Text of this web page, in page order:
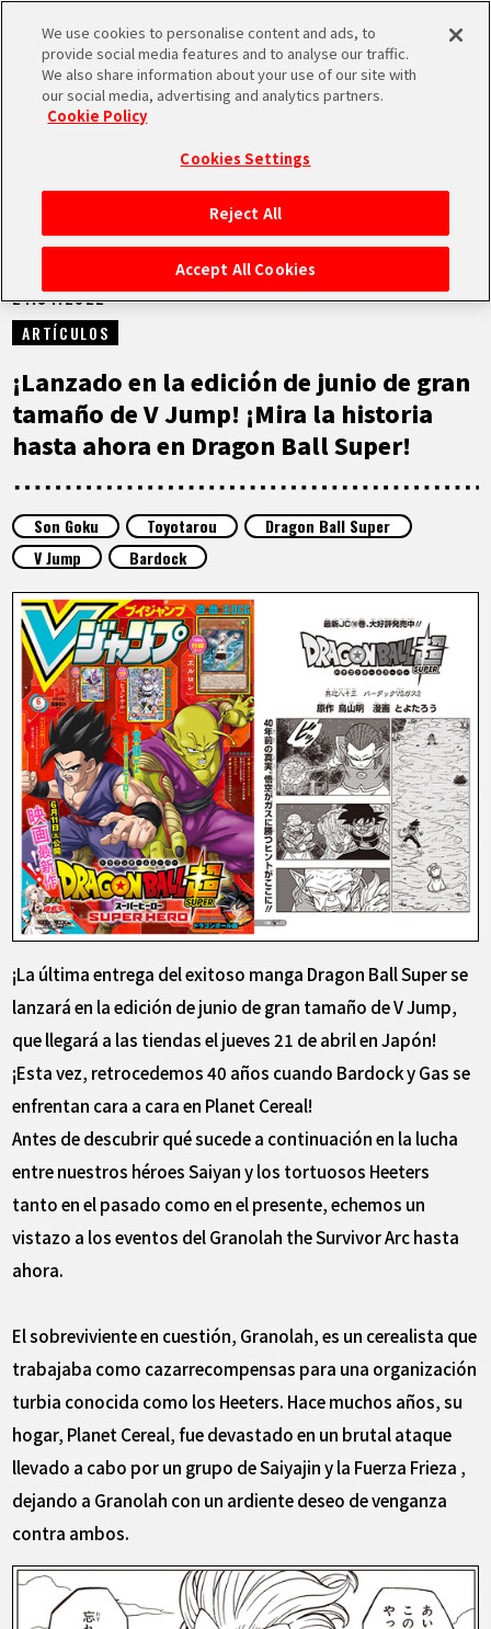
MEN
INICIO
NOTICIAS
LO MÁS DESTACADO
VÍDEOS
ARTÍCULOS
ACERCA DE
LANGUAGE
JP
EN FR DE ES
NOTICIAS
21.04.2022
ARTÍCULOS
¡Lanzado en la edición de junio de gran
tamaño de V Jump! ¡Mira la historia
hasta ahora en Dragon Ball Super!
Son Goku Toyotarou
Dragon Ball Super
V Jump
Bardock
¡La última entrega del exitoso manga Dragon Ball Super se
lanzará en la edición de junio de gran tamaño de V Jump,
que llegará a las tiendas el jueves 21 de abril en Japón!
¡Esta vez, retrocedemos 40 años cuando Bardock y Gas se
enfrentan cara a cara en Planet Cereal!
Antes de descubrir qué sucede a continuación en la lucha
entre nuestros héroes Saiyan y los tortuosos Heeters
tanto en el pasado como en el presente, echemos un
vistazo a los eventos del Granolah the Survivor Arc hasta
ahora.
El sobreviviente en cuestión, Granolah, es un cerealista que
trabajaba como cazarrecompensas para una organización
turbia conocida como los Heeters. Hace muchos años, su
hogar, Planet Cereal, fue devastado en un brutal ataque
llevado a cabo por un grupo de Saiyajin y la Fuerza Frieza ,
dejando a Granolah con un ardiente deseo de venganza
contra ambos.
We use cookies to personalise content and ads, to
provide social media features and to analyse our traffic.
We also share information about your use of our site with
our social media, advertising and analytics partners.
Cookie Policy
Cookies Settings
Reject All
Accept All Cookies